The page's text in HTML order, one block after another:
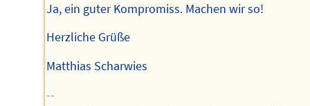
Ja, ein guter Kompromiss. Machen wir so!
Herzliche Grüße
Matthias Scharwies
--